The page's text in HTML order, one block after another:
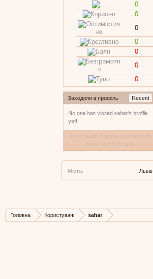
0
0
0
0
0
0
0
Заходили в профіль Recent
No one has visited sahar's profile
yet!
Місто: Львів
Головна Користувачі sahar